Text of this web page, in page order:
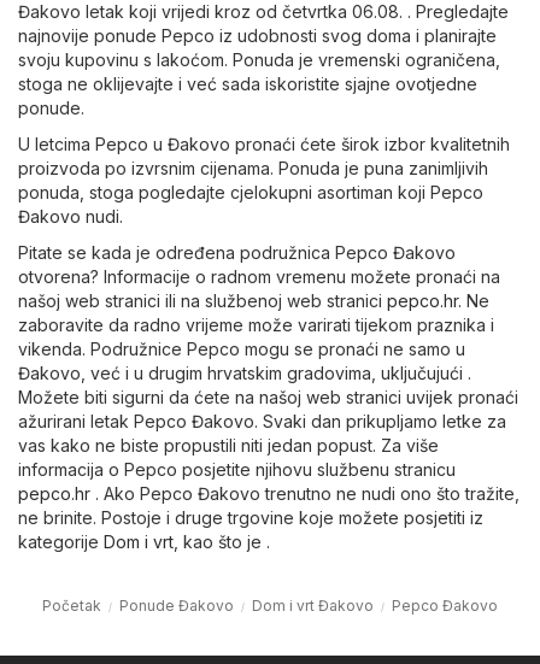
Đakovo letak koji vrijedi kroz od četvrtka 06.08. . Pregledajte
najnovije ponude Pepco iz udobnosti svog doma i planirajte
svoju kupovinu s lakoćom. Ponuda je vremenski ograničena,
stoga ne oklijevajte i već sada iskoristite sjajne ovotjedne
ponude.
U letcima Pepco u Đakovo pronaći ćete širok izbor kvalitetnih
proizvoda po izvrsnim cijenama. Ponuda je puna zanimljivih
ponuda, stoga pogledajte cjelokupni asortiman koji Pepco
Đakovo nudi.
Pitate se kada je određena podružnica Pepco Đakovo
otvorena? Informacije o radnom vremenu možete pronaći na
našoj web stranici ili na službenoj web stranici pepco.hr. Ne
zaboravite da radno vrijeme može varirati tijekom praznika i
vikenda. Podružnice Pepco mogu se pronaći ne samo u
Đakovo, već i u drugim hrvatskim gradovima, uključujući .
Možete biti sigurni da ćete na našoj web stranici uvijek pronaći
ažurirani letak Pepco Đakovo. Svaki dan prikupljamo letke za
vas kako ne biste propustili niti jedan popust. Za više
informacija o Pepco posjetite njihovu službenu stranicu
pepco.hr . Ako Pepco Đakovo trenutno ne nudi ono što tražite,
ne brinite. Postoje i druge trgovine koje možete posjetiti iz
kategorije Dom i vrt , kao što je .
Početak Ponude Đakovo Dom i vrt Đakovo Pepco Đakovo